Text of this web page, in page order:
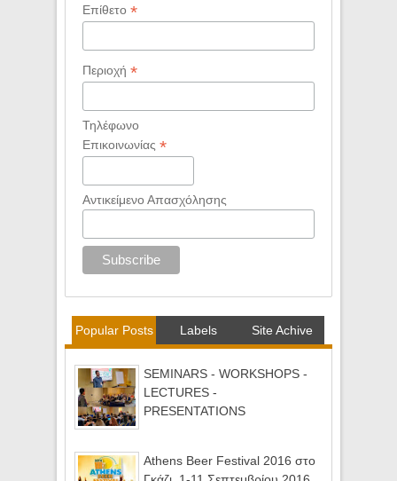
Επίθετο *
Περιοχή *
Τηλέφωνο
Επικοινωνίας *
Αντικείμενο Απασχόλησης
Popular Posts Labels Site Achive
SEMINARS - WORKSHOPS -
LECTURES -
PRESENTATIONS
Athens Beer Festival 2016 στο